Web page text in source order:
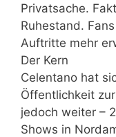
Privatsache.
Ruhestand.
Auftritte mehr
Der Kern
Celentano hat
Öffentlichkeit
jedoch weiter –
Shows in